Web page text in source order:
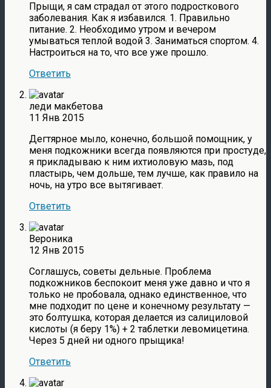
Прыщи, я сам страдал от этого подросткового
заболевания. Как я избавился. 1. Правильно
питание. 2. Необходимо утром и вечером
умываться теплой водой 3. Заниматься спортом. 4.
Настроиться на то, что все уже прошло.
Ответить
леди макбетова
11 Янв 2015
Дегтярное мыло, конечно, большой помощник, у
меня подкожники всегда появляются при простуде,
я прикладываю к ним ихтиоловую мазь, под
пластырь, чем дольше, тем лучше, как правило на
ночь, на утро все вытягивает.
Ответить
Вероника
12 Янв 2015
Соглашусь, советы дельные. Проблема
подкожников беспокоит меня уже давно и что я
только не пробовала, однако единственное, что
мне подходит по цене и конечному результату —
это болтушка, которая делается из салициловой
кислоты (я беру 1%) + 2 таблетки левомицетина.
Через 5 дней ни одного прыщика!
Ответить